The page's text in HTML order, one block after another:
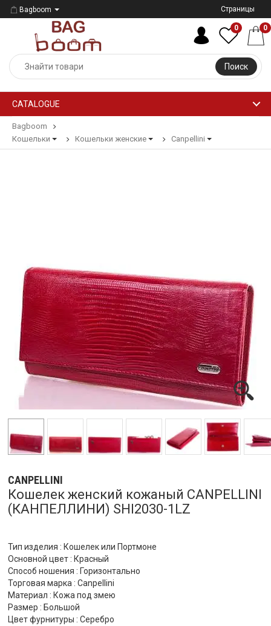
Bagboom Страницы
Поиск
0 0
CATALOGUE
Bagboom
Кошельки
Кошельки женские Canpellini
CANPELLINI
Кошелек женский кожаный CANPELLINI
(КАНПЕЛЛИНИ) SHI2030-1LZ
Тип изделия : Кошелек или Портмоне
Основной цвет : Красный
Способ ношения : Горизонтально
Торговая марка : Canpellini
Материал : Кожа под змею
Размер : Большой
Цвет фурнитуры : Серебро